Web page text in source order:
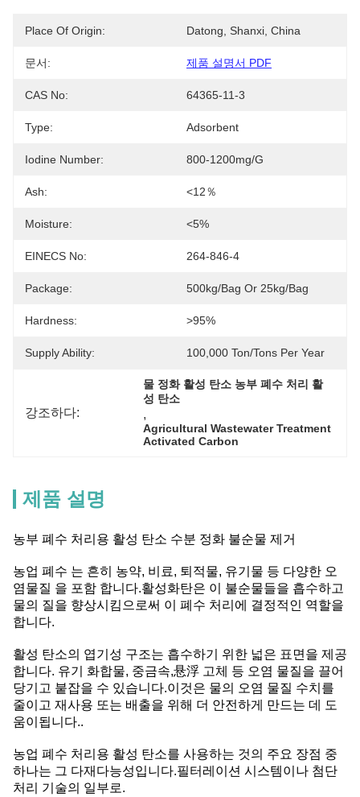
Place Of Origin: Datong, Shanxi, China
문서: 제품 설명서 PDF
CAS No: 64365-11-3
Type: Adsorbent
Iodine Number: 800-1200mg/g
Ash: <12％
Moisture: <5%
EINECS No: 264-846-4
Package: 500kg/bag Or 25kg/bag
Hardness: >95%
Supply Ability: 100,000 Ton/Tons Per Year
강조하다:
물 정화 활성 탄소 농부 폐수 처리 활
성 탄소
,
Agricultural Wastewater Treatment
Activated Carbon
제품 설명
농부 폐수 처리용 활성 탄소 수분 정화 불순물 제거
농업 폐수 는 흔히 농약, 비료, 퇴적물, 유기물 등 다양한 오
염물질 을 포함 합니다.활성화탄은 이 불순물들을 흡수하고
물의 질을 향상시킴으로써 이 폐수 처리에 결정적인 역할을
합니다.
활성 탄소의 엽기성 구조는 흡수하기 위한 넓은 표면을 제공
합니다. 유기 화합물, 중금속,悬浮 고체 등 오염 물질을 끌어
당기고 붙잡을 수 있습니다.이것은 물의 오염 물질 수치를
줄이고 재사용 또는 배출을 위해 더 안전하게 만드는 데 도
움이됩니다..
농업 폐수 처리용 활성 탄소를 사용하는 것의 주요 장점 중
하나는 그 다재다능성입니다.필터레이션 시스템이나 첨단
처리 기술의 일부로.